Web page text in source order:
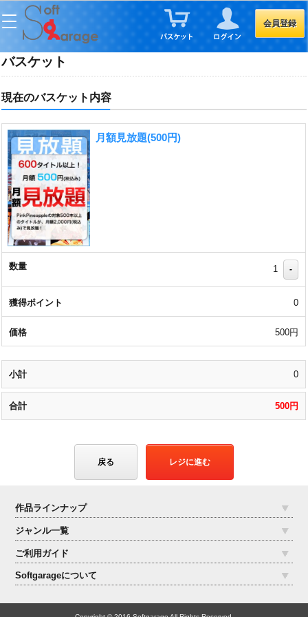
会員登録
バスケット
現在のバスケット内容
月額見放題(500円)
1 -
0
500円
0
500円
戻る レジに進む
作品ラインナップ
ジャンル一覧
ご利用ガイド
Softgarageについて